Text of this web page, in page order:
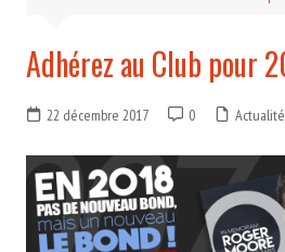
Adhérez au Club pour
22 décembre 2017 0